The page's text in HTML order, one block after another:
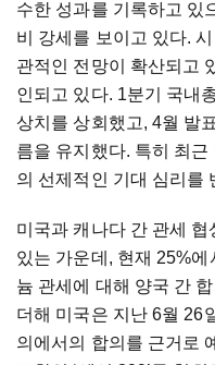
수한 성과를 기록하고 있
비 강세를 보이고 있다.
관적인 전망이 확산되고
인되고 있다. 1분기 국내
상치를 상회했고, 4월 발
름을 유지했다. 특히 최
의 선제적인 기대 심리를
미국과 캐나다 간 관세
있는 가운데, 현재 25%에
늄 관세에 대해 양국 간
더해 미국은 지난 6월 26
의에서의 합의를 근거로